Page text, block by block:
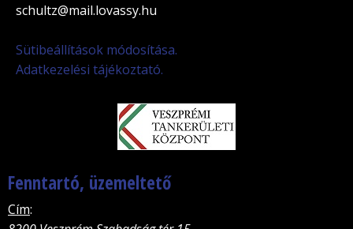
schultz@mail.lovassy.hu
Sütibeállítások módosítása.
Adatkezelési tájékoztató.
Fenntartó, üzemeltető
Cím: